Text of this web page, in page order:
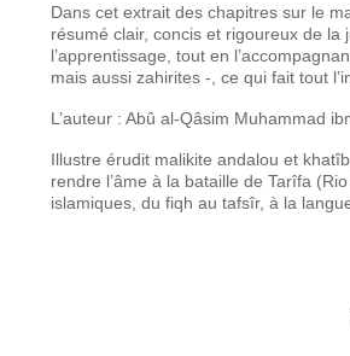
Dans cet extrait des chapitres sur le
résumé clair, concis et rigoureux de
l’apprentissage, tout en
mais aussi zahirites -, ce qui fait tout
L’auteur : Abû al-Qâsim Muhammad
Illustre érudit malikite andalou et
rendre l’âme à la bataille de Tarîfa
islamiques, du fiqh au tafsîr, à la